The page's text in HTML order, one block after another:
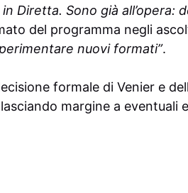
Diretta. Sono già all’opera:
del programma negli
nuovi formati”.
formale di Venier e
margine a eventuali